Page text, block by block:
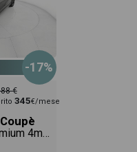
-17%
€
345€/mese